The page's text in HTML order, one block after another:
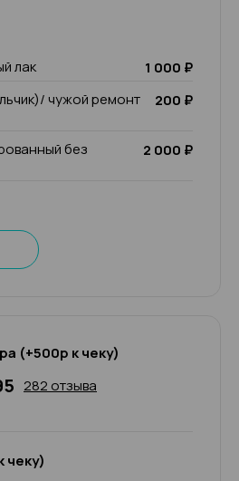
лак
1 000 ₽
чужой ремонт
200 ₽
без
2 000 ₽
(+500р к чеку)
282 отзыва
чеку)